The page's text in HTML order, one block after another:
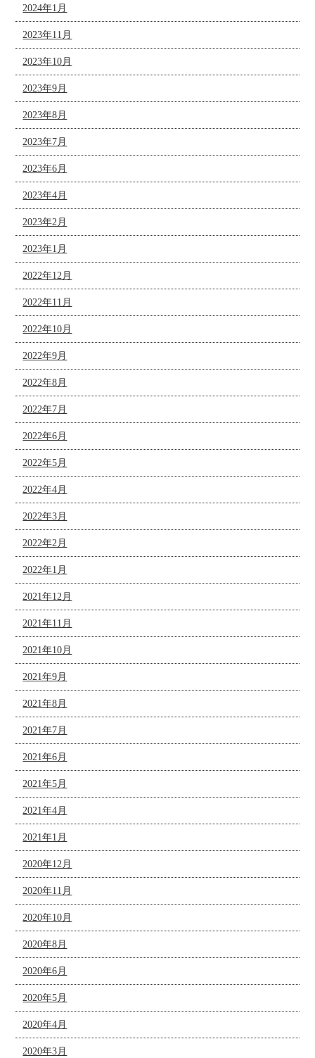
2024年1月
2023年11月
2023年10月
2023年9月
2023年8月
2023年7月
2023年6月
2023年4月
2023年2月
2023年1月
2022年12月
2022年11月
2022年10月
2022年9月
2022年8月
2022年7月
2022年6月
2022年5月
2022年4月
2022年3月
2022年2月
2022年1月
2021年12月
2021年11月
2021年10月
2021年9月
2021年8月
2021年7月
2021年6月
2021年5月
2021年4月
2021年1月
2020年12月
2020年11月
2020年10月
2020年8月
2020年6月
2020年5月
2020年4月
2020年3月